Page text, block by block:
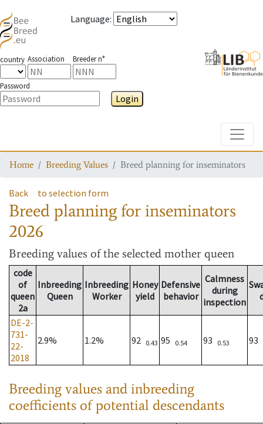
Language:
country Association Breeder n°
Password
Login
Home Breeding Values Breed planning for inseminators
Back to selection form
Breed planning for inseminators
2026
Breeding values of the selected mother queen
code
of
queen
2a
Inbreeding
Queen
Inbreeding
Worker
Honey
yield
Defensive
behavior
Calmness
during
inspection
DE-2-
731-
22-
2018
2.9% 1.2% 92 0.43 95 0.54 93 0.53 93
Breeding values and inbreeding
coefficients of potential descendants